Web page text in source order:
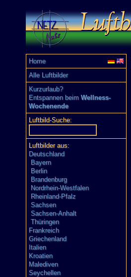
Home
Alle Luftbilder
Kurzurlaub?
Entspannen beim Wellness-
Wochenende
Luftbild-Suche:
Luftbilder aus:
Deutschland
Bayern
Berlin
Brandenburg
Nordrhein-Westfalen
Rheinland-Pfalz
Sachsen
Sachsen-Anhalt
Thüringen
Frankreich
Griechenland
Italien
Kroatien
Malediven
Seychellen